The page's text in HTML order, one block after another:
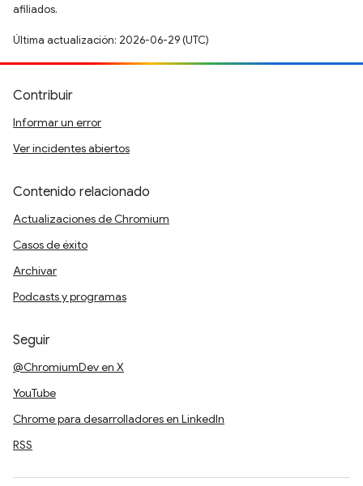
afiliados.
Última actualización: 2026-06-29 (UTC)
Contribuir
Informar un error
Ver incidentes abiertos
Contenido relacionado
Actualizaciones de Chromium
Casos de éxito
Archivar
Podcasts y programas
Seguir
@ChromiumDev en X
YouTube
Chrome para desarrolladores en LinkedIn
RSS